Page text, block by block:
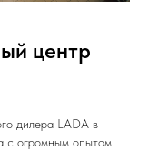
центр
дилера LADA в
с огромным опытом